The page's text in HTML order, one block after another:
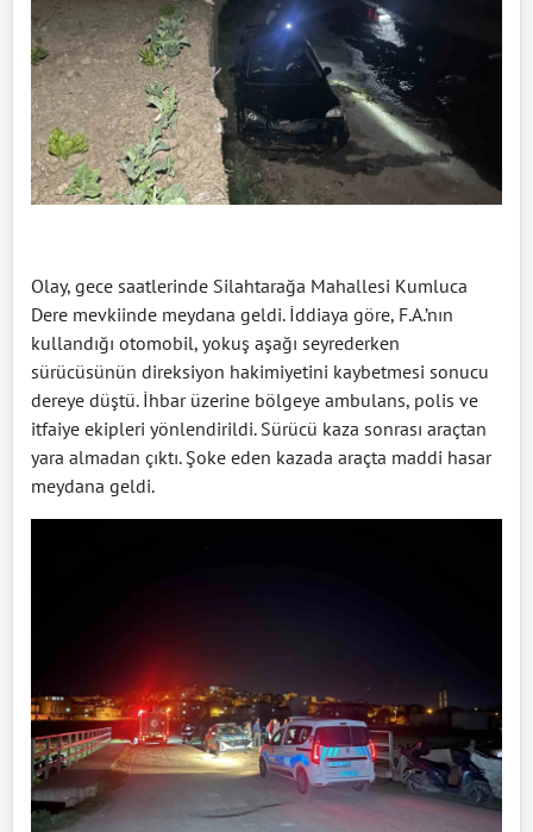
Olay, gece saatlerinde Silahtarağa Mahallesi Kumluca
Dere mevkiinde meydana geldi. İddiaya göre, F.A.’nın
kullandığı otomobil, yokuş aşağı seyrederken
sürücüsünün direksiyon hakimiyetini kaybetmesi sonucu
dereye düştü. İhbar üzerine bölgeye ambulans, polis ve
itfaiye ekipleri yönlendirildi. Sürücü kaza sonrası araçtan
yara almadan çıktı. Şoke eden kazada araçta maddi hasar
meydana geldi.